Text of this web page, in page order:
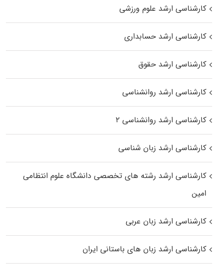
کارشناسی ارشد علوم ورزشی
کارشناسی ارشد حسابداری
کارشناسی ارشد حقوق
کارشناسی ارشد روانشناسی
کارشناسی ارشد روانشناسی ۲
کارشناسی ارشد زبان شناسی
کارشناسی ارشد رﺷﺘﻪ ﻫﺎی تخصصی داﻧﺸﮕﺎه ﻋﻠﻮم انتظامی
اﻣﻴﻦ
کارشناسی ارشد زبان عربی
کارشناسی ارشد زبان‌ های باستانی ایران